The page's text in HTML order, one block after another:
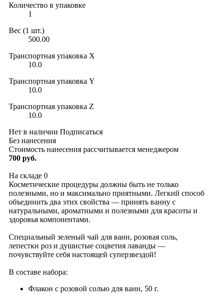
Количество в упаковке
1
Вес (1 шт.)
500.00
Транспортная упаковка X
10.0
Транспортная упаковка Y
10.0
Транспортная упаковка Z
10.0
Нет в наличии Подписаться
Без нанесения
Стоимость нанесения рассчитывается менеджером
700 руб.
На складе 0
Косметические процедуры должны быть не только
полезными, но и максимально приятными. Легкий способ
объединить два этих свойства — принять ванну с
натуральными, ароматными и полезными для красоты и
здоровья компонентами.
Специальный зеленый чай для ванн, розовая соль,
лепестки роз и душистые соцветия лаванды —
почувствуйте себя настоящей суперзвездой!
В составе набора:
Флакон с розовой солью для ванн, 50 г.